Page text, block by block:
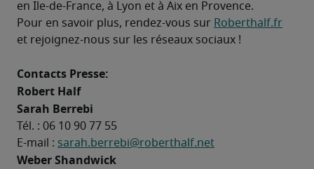
en Ile-de-France, à Lyon et à Aix en Provence.
Pour en savoir plus, rendez-vous sur Roberthalf.fr
et rejoignez-nous sur les réseaux sociaux !
Contacts Presse:
Robert Half
Sarah Berrebi
Tél. : 06 10 90 77 55
E-mail : sarah.berrebi@roberthalf.net
Weber Shandwick